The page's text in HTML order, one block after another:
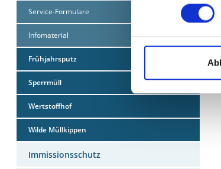
Service-Formulare
Infomaterial
Frühjahrsputz
Sperrmüll
Wertstoffhof
Wilde Müllkippen
Immissionsschutz